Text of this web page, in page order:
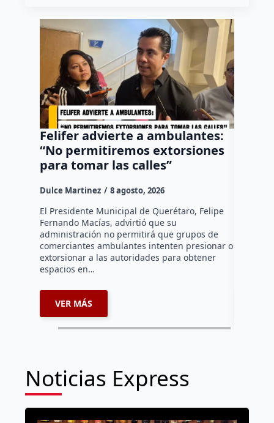
Felifer advierte a ambulantes:
“No permitiremos extorsiones
para tomar las calles”
Dulce Martinez 8 agosto, 2026
El Presidente Municipal de Querétaro, Felipe
Fernando Macías, advirtió que su
administración no permitirá que grupos de
comerciantes ambulantes intenten presionar o
extorsionar a las autoridades para obtener
espacios en…
VER MÁS
Noticias Express